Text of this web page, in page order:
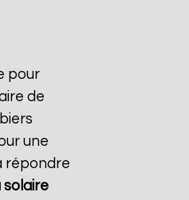
pour
de
une
répondre
solaire